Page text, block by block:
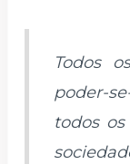
Todos
poder-
todos